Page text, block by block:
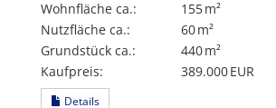
Wohnfläche ca.:
155 m²
Nutzfläche ca.:
60 m²
Grund­stück ca.:
440 m²
Kaufpreis:
389.000 EUR
Details